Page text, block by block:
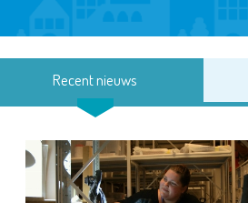
Recent nieuws